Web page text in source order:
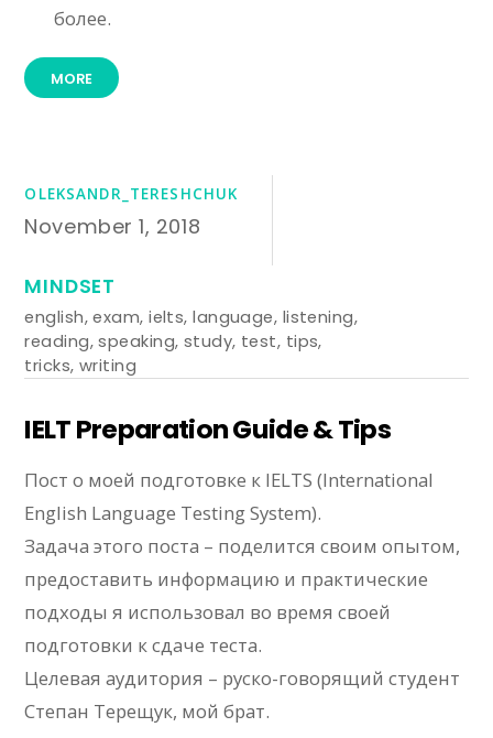
более.
MORE
OLEKSANDR_TERESHCHUK
November 1, 2018
MINDSET
english,exam,ielts,language, listening,
reading,speaking, study, test, tips,
tricks, writing
IELT Preparation Guide & Tips
Пост о моей подготовке к IELTS (International
English Language Testing System).
Задача этого поста – поделится своим опытом,
предоставить информацию и практические
подходы я использовал во время своей
подготовки к сдаче теста.
Целевая аудитория – руско-говорящий студент
Степан Терещук, мой брат.